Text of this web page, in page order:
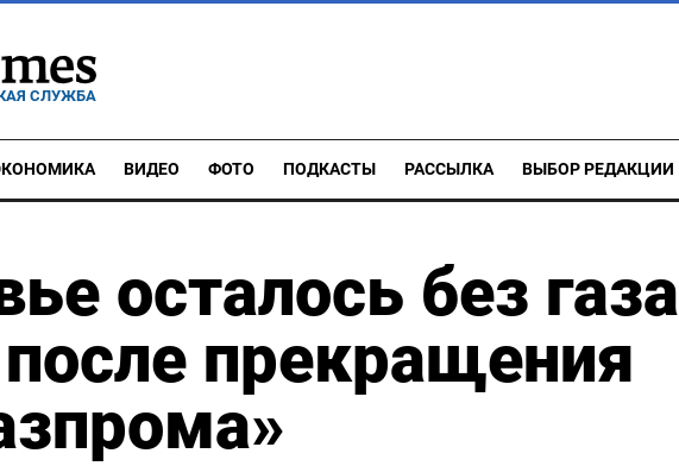
СЛУЖБА
ВИДЕО ФОТО ПОДКАСТЫ РАССЫЛКА ВЫБОР РЕДАКЦИИ
осталось без газа
прекращения